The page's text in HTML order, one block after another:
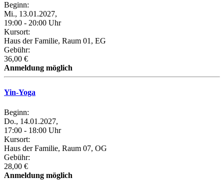
Beginn:
Mi., 13.01.2027,
19:00 - 20:00 Uhr
Kursort:
Haus der Familie, Raum 01, EG
Gebühr:
36,00 €
Anmeldung möglich
Yin-Yoga
Beginn:
Do., 14.01.2027,
17:00 - 18:00 Uhr
Kursort:
Haus der Familie, Raum 07, OG
Gebühr:
28,00 €
Anmeldung möglich